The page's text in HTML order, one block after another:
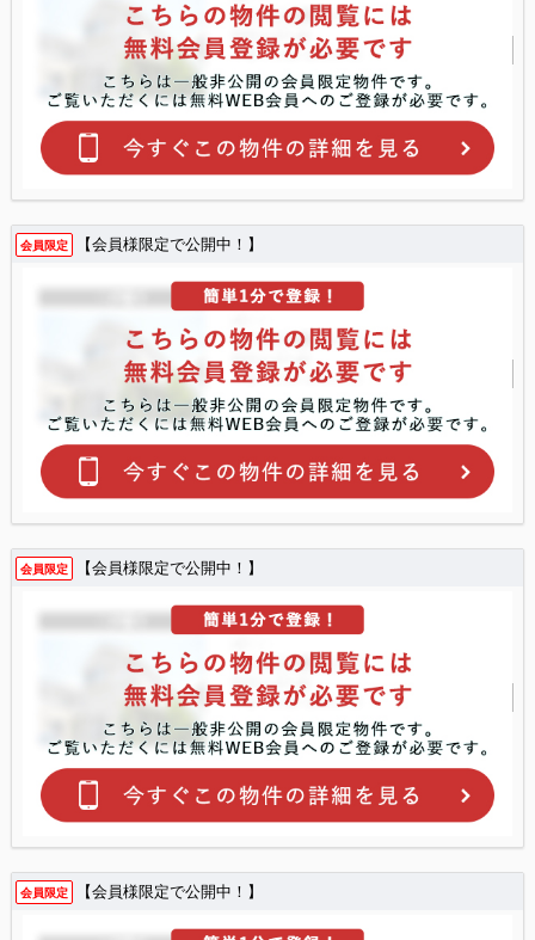
会員限定 【会員様限定で公開中！】
会員限定 【会員様限定で公開中！】
会員限定 【会員様限定で公開中！】